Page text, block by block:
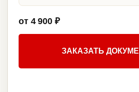
от 4 900 ₽
ЗАКАЗАТЬ